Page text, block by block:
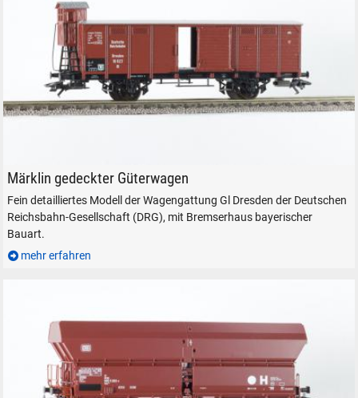
Märklin 46160 gedeckter Güterwagen in H0.
Märklin gedeckter Güterwagen
Fein detailliertes Modell der Wagengattung Gl Dresden der Deutschen
Reichsbahn-Gesellschaft (DRG), mit Bremserhaus bayerischer
Bauart.
mehr erfahren